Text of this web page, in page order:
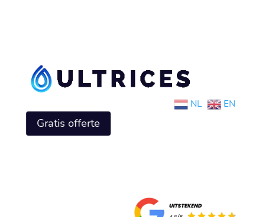
NL EN
Gratis offerte